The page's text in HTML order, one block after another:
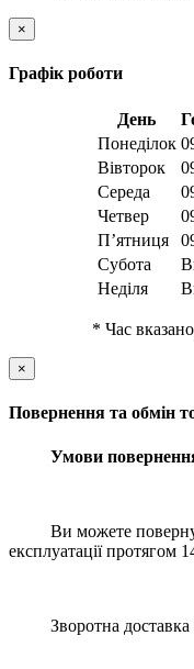
×
Графік роботи
День
Понеділок
Вівторок
Середа
Четвер
Пʼятниця
Субота
Неділя
* Час
×
Повернення та обмін
Умови
Ви можете
експлуатації протягом
Зворотна